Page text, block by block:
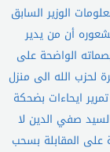
الوزير السابق
أن من يدير
الواضحة على
لحزب الله الى منزل
ايحاءات بضحكة
صفي الدين لا
على المقابلة بسحب